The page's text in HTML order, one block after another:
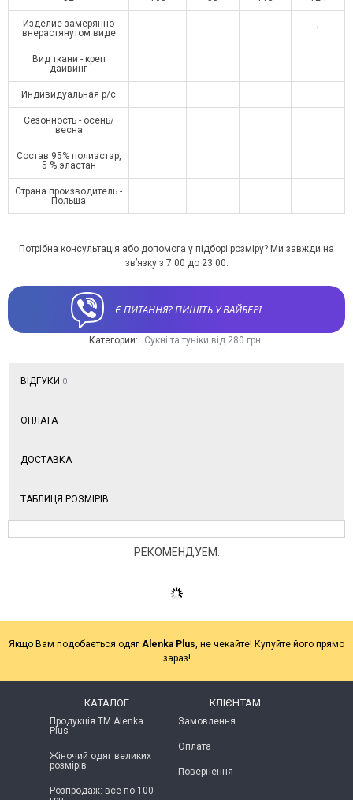
Изделие замерянно
внерастянутом виде
Вид ткани - креп
дайвинг
Индивидуальная р/с
Сезонность - осень/
весна
Состав 95% полиэстэр,
5 % эластан
Страна производитель -
Польша
Потрібна консультація або допомога у підборі розміру? Ми завжди на
зв’язку з 7:00 до 23:00.
Є ПИТАННЯ? ПИШІТЬ У ВАЙБЕРІ
Категории: Сукні та туніки від 280 грн
ВІДГУКИ 0
ОПЛАТА
ДОСТАВКА
ТАБЛИЦЯ РОЗМІРІВ
РЕКОМЕНДУЕМ:
Якщо Вам подобається одяг Alenka Plus , не чекайте! Купуйте його прямо
зараз!
КАТАЛОГ
Продукція ТМ Alenka
Plus
Жіночий одяг великих
розмірів
Розпродаж: все по 100
КЛІЄНТАМ
Замовлення
Оплата
Повернення